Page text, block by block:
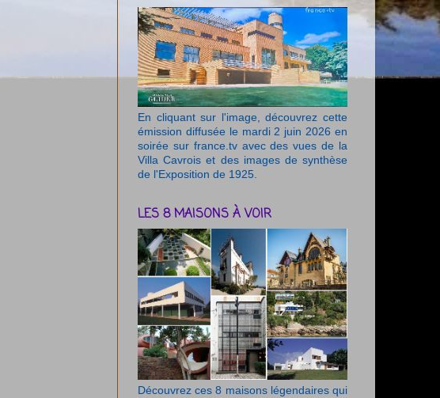
En cliquant sur l'image, découvrez cette
émission diffusée le mardi 2 juin 2026 en
soirée sur france.tv avec des vues de la
Villa Cavrois et des images de synthèse
de l'Exposition de 1925.
LES 8 MAISONS À VOIR
Découvrez ces 8 maisons légendaires qui